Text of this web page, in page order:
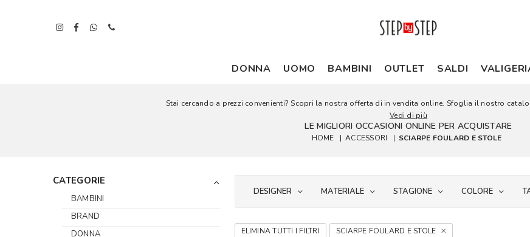
DONNA UOMO BAMBINI OUTLET SALDI
Stai cercando a prezzi convenienti? Scopri la nostra offerta di in vendita online. Sfoglia il nostro
Vedi di più
LE MIGLIORI OCCASIONI ONLINE PER ACQUISTARE
HOME | ACCESSORI | SCIARPE FOULARD E STOLE
CATEGORIE
BAMBINI
BRAND
DONNA
DESIGNER MATERIALE STAGIONE COLORE
ELIMINA TUTTI I FILTRI SCIARPE FOULARD E STOLE